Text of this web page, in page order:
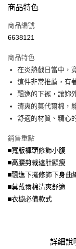
大哥付你分期
【大哥付你分期使用說明
1.本服務由台灣大哥大提
流程，驗證手機門號後
成交易。
3.實際核准額度、可分期
4.訂單成立30分鐘內，
法說明評估內容。
【繳款方式說明】
1.分期款項不併入電信
醒簡訊。
帳／街口支付／iPASS
【注意事項】
1.本服務係由「台灣大哥
用戶於交易時，得透過
買賣價金債權讓與本公
資料（包含姓名、電話
AFTEE先享後付
【關於「AFTEE先享後付
AFTEE先享後付是「在
便利好安心！
１．簡單：不需註冊會
２．便利：只要手機號
３．安心：先確認商品
【「AFTEE先享後付」
結帳頁面，進行簡訊認證
３．收到繳費通知簡訊
ATM／網路銀行／等多
※ 請注意：結帳手續完
購買商品的店家。未經
後付繳納相關費用。
※ 交易是否成功請以「
１．透過由恩沛科技股
ATM付款
全家取貨付款
每筆NT$70，滿
付款後全家取貨
每筆NT$70，滿
7-11取貨付款
每筆NT$70，滿
付款後7-11取貨
每筆NT$100，滿
商品特色
商品編號
6638121
商品特色
在炎熱戲日當中，
這件非常推薦，有
飄逸的下襬，讓妳
清爽的莫代爾棉，
舒適的材質、精心
銷售重點
■寬版褲頭修飾小腹
■高腰剪裁遮肚顯瘦
■飄逸下擺修飾下身曲
■莫戴爾棉清爽舒適
■衣櫥必備款式
詳細說